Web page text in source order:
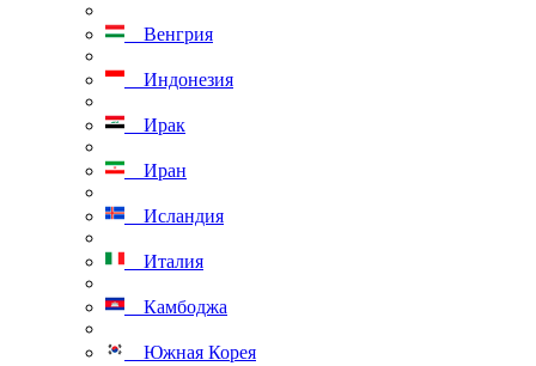
Венгрия
Индонезия
Ирак
Иран
Исландия
Италия
Камбоджа
Южная Корея